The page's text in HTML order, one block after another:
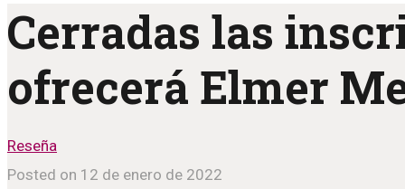
Cerradas las
ofrecerá Elmer
Reseña
Posted on 12 de enero de 2022